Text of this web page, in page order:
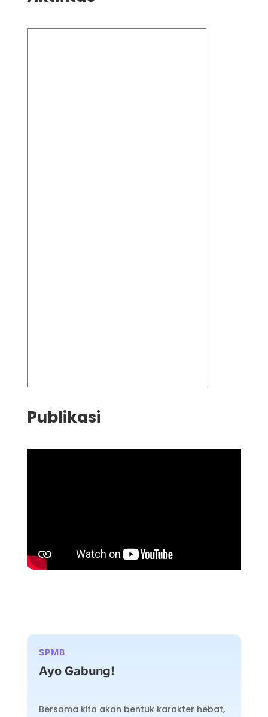
Publikasi
SPMB
Ayo Gabung!
Bersama kita akan bentuk karakter hebat,